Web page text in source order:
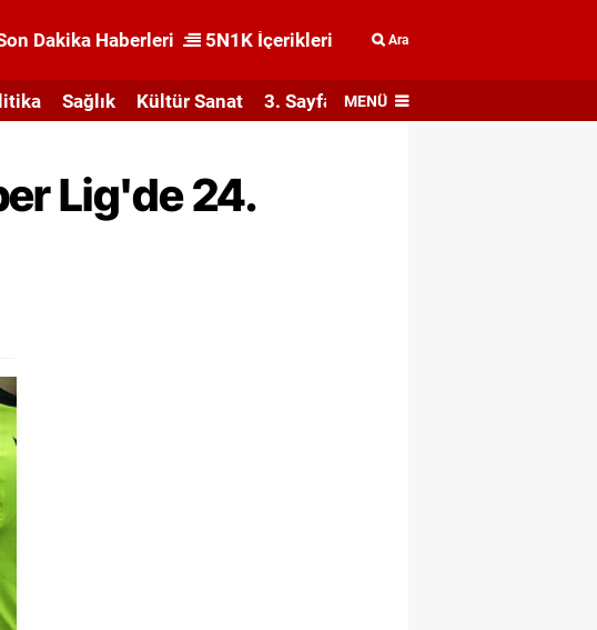
Dakika Haberleri 5N1K İçerikleri Ara
Sağlık Kültür Sanat 3. Sayfa MENÜ
Lig'de 24.